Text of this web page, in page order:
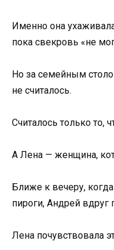
Именно она
пока свекровь «не
Но за семейным
не считалось.
Считалось только то,
А Лена — женщина,
Ближе к вечеру,
пироги, Андрей вдруг
Лена почувствовала